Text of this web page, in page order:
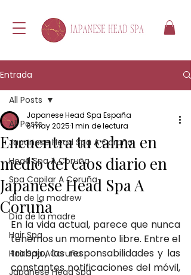
Entrada
All Posts
Japanese Head Spa A Coruña
Head Spa A Coruña
Spa Capilar A Coruña
dia de la madrew
Día de la madre
Hair Spa
Hair Spa ACoruña
Japanese Head Spa
All Posts
Encuentra tu calma en
medio del caos diario en
Japanese Head Spa A
Coruña
Japanese Head Spa España
6 may 20251 min de lectura
En la vida actual, parece que nunca
tenemos un momento libre. Entre el
trabajo, las responsabilidades y las
constantes notificaciones del móvil,